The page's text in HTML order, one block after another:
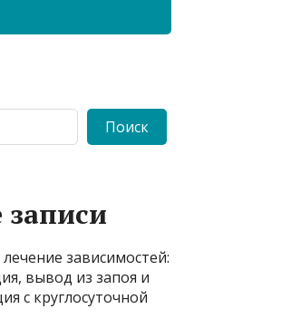
Поиск
зависимостей:
вывод из запоя и
с круглосуточной